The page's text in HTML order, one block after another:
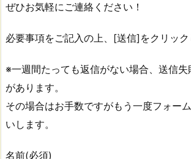
ぜひお気軽にご連絡ください！
必要事項をご記入の上、[送信]をクリック
※一週間たっても返信がない場合、送信
があります。
その場合はお手数ですがもう一度フォー
いします。
名前(必須)